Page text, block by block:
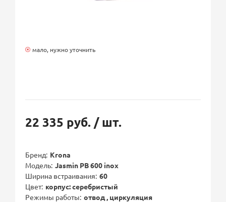
мало, нужно уточнить
22 335 руб. / шт.
Бренд Krona
Модель Jasmin PB 600 inox
Ширина встраивания 60
Цвет корпус: серебристый
Режимы работы отвод , циркуляция